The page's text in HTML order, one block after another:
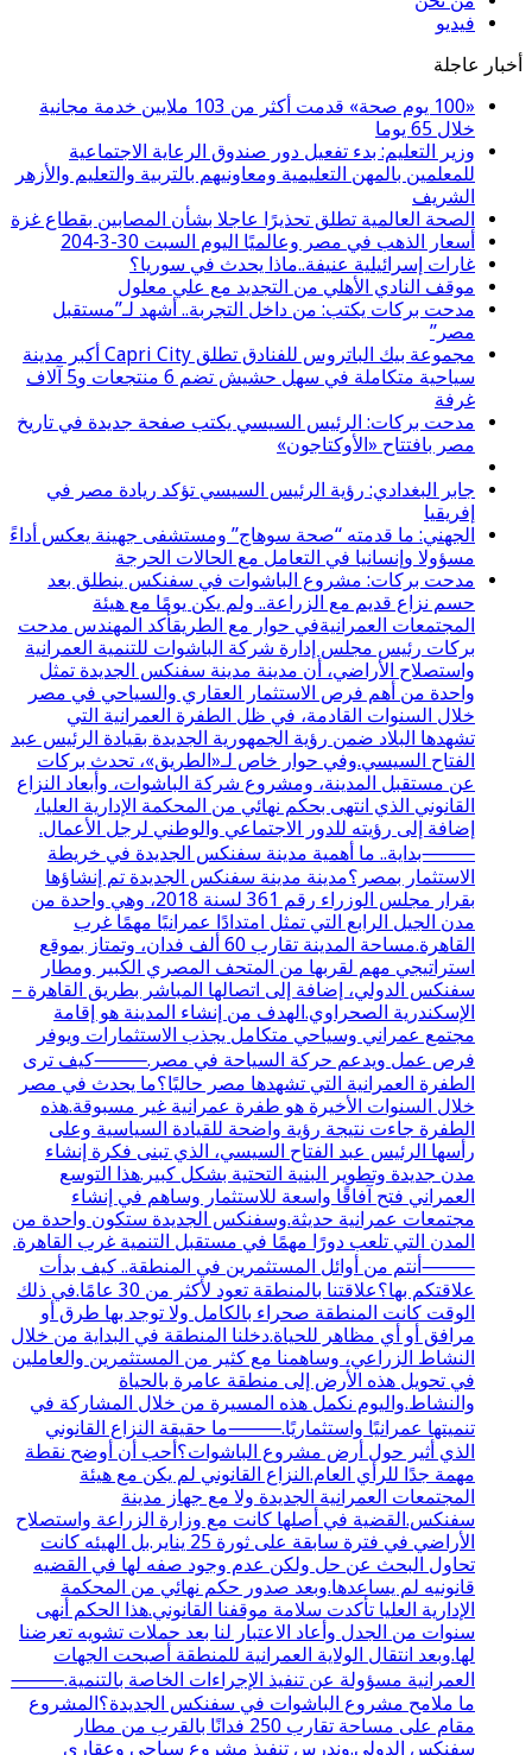
فيديو
أخبار عاجلة
«100 يوم صحة» قدمت أكثر من 103 ملايين خدمة مجانية
خلال 65 يوما
وزير التعليم: بدء تفعيل دور صندوق الرعاية الاجتماعية
للمعلمين بالمهن التعليمية ومعاونيهم بالتربية والتعليم والأزهر
الشريف
الصحة العالمية تطلق تحذيرًا عاجلا بشأن المصابين بقطاع غزة
أسعار الذهب في مصر وعالميًا اليوم السبت 30-3-204
غارات إسرائيلية عنيفة..ماذا يحدث في سوريا؟
موقف النادي الأهلي من التجديد مع علي معلول
مدحت بركات يكتب: من داخل التجربة.. أشهد لـ”مستقبل
مصر”
مجموعة بيك الباتروس للفنادق تطلق Capri City أكبر مدينة
سياحية متكاملة في سهل حشيش تضم 6 منتجعات و5 آلاف
غرفة
مدحت بركات: الرئيس السيسي يكتب صفحة جديدة في تاريخ
مصر بافتتاح «الأوكتاجون»
جابر البغدادي: رؤية الرئيس السيسي تؤكد ريادة مصر في
إفريقيا
الجهني: ما قدمته “صحة سوهاج” ومستشفى جهينة يعكس أداءً
مسؤولا وإنسانيا في التعامل مع الحالات الحرجة
مدحت بركات: مشروع الباشوات في سفنكس ينطلق بعد
حسم نزاع قديم مع الزراعة.. ولم يكن يومًا مع هيئة
المجتمعات العمرانيةفي حوار مع الطريقأكد المهندس مدحت
بركات رئيس مجلس إدارة شركة الباشوات للتنمية العمرانية
واستصلاح الأراضي، أن مدينة مدينة سفنكس الجديدة تمثل
واحدة من أهم فرص الاستثمار العقاري والسياحي في مصر
خلال السنوات القادمة، في ظل الطفرة العمرانية التي
تشهدها البلاد ضمن رؤية الجمهورية الجديدة بقيادة الرئيس عبد
الفتاح السيسي.وفي حوار خاص لـ«الطريق»، تحدث بركات
عن مستقبل المدينة، ومشروع شركة الباشوات، وأبعاد النزاع
القانوني الذي انتهى بحكم نهائي من المحكمة الإدارية العليا،
إضافة إلى رؤيته للدور الاجتماعي والوطني لرجل الأعمال.
⸻بداية.. ما أهمية مدينة سفنكس الجديدة في خريطة
الاستثمار بمصر؟مدينة مدينة سفنكس الجديدة تم إنشاؤها
بقرار مجلس الوزراء رقم 361 لسنة 2018، وهي واحدة من
مدن الجيل الرابع التي تمثل امتدادًا عمرانيًا مهمًا غرب
القاهرة.مساحة المدينة تقارب 60 ألف فدان، وتمتاز بموقع
استراتيجي مهم لقربها من المتحف المصري الكبير ومطار
سفنكس الدولي، إضافة إلى اتصالها المباشر بطريق القاهرة –
الإسكندرية الصحراوي.الهدف من إنشاء المدينة هو إقامة
مجتمع عمراني وسياحي متكامل يجذب الاستثمارات ويوفر
فرص عمل ويدعم حركة السياحة في مصر.⸻كيف ترى
الطفرة العمرانية التي تشهدها مصر حاليًا؟ما يحدث في مصر
خلال السنوات الأخيرة هو طفرة عمرانية غير مسبوقة.هذه
الطفرة جاءت نتيجة رؤية واضحة للقيادة السياسية وعلى
رأسها الرئيس عبد الفتاح السيسي، الذي تبنى فكرة إنشاء
مدن جديدة وتطوير البنية التحتية بشكل كبير.هذا التوسع
العمراني فتح آفاقًا واسعة للاستثمار وساهم في إنشاء
مجتمعات عمرانية حديثة.وسفنكس الجديدة ستكون واحدة من
المدن التي تلعب دورًا مهمًا في مستقبل التنمية غرب القاهرة.
⸻أنتم من أوائل المستثمرين في المنطقة.. كيف بدأت
علاقتكم بها؟علاقتنا بالمنطقة تعود لأكثر من 30 عامًا.في ذلك
الوقت كانت المنطقة صحراء بالكامل ولا توجد بها طرق أو
مرافق أو أي مظاهر للحياة.دخلنا المنطقة في البداية من خلال
النشاط الزراعي، وساهمنا مع كثير من المستثمرين والعاملين
في تحويل هذه الأرض إلى منطقة عامرة بالحياة
والنشاط.واليوم نكمل هذه المسيرة من خلال المشاركة في
تنميتها عمرانيًا واستثماريًا.⸻ما حقيقة النزاع القانوني
الذي أثير حول أرض مشروع الباشوات؟أحب أن أوضح نقطة
مهمة جدًا للرأي العام.النزاع القانوني لم يكن مع هيئة
المجتمعات العمرانية الجديدة ولا مع جهاز مدينة
سفنكس.القضية في أصلها كانت مع وزارة الزراعة واستصلاح
الأراضي في فترة سابقة على ثورة 25 يناير.بل الهيئه كانت
تحاول البحث عن حل ولكن عدم وجود صفه لها في القضيه
قانونيه لم يساعدها.وبعد صدور حكم نهائي من المحكمة
الإدارية العليا تأكدت سلامة موقفنا القانوني.هذا الحكم أنهى
سنوات من الجدل وأعاد الاعتبار لنا بعد حملات تشويه تعرضنا
لها.وبعد انتقال الولاية العمرانية للمنطقة أصبحت الجهات
العمرانية مسؤولة عن تنفيذ الإجراءات الخاصة بالتنمية.⸻
ما ملامح مشروع الباشوات في سفنكس الجديدة؟المشروع
مقام على مساحة تقارب 250 فدانًا بالقرب من مطار
سفنكس الدولي.وندرس تنفيذ مشروع سياحي وعقاري